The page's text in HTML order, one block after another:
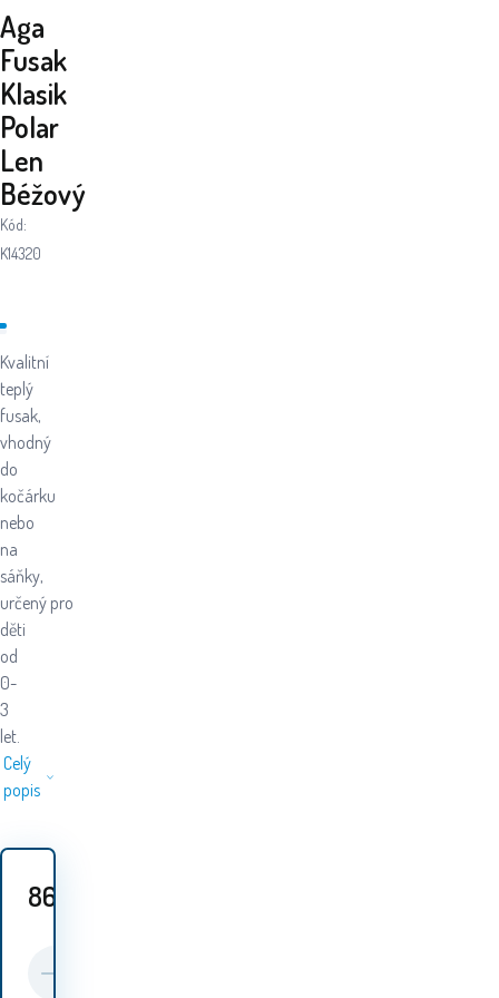
Aga
Fusak
Klasik
Polar
Len
Béžový
Kód:
K14320
Kvalitní
teplý
fusak,
vhodný
do
kočárku
nebo
na
sáňky,
určený pro
děti
od
0-
3
let.
Celý
popis
869